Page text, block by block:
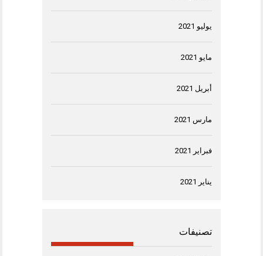
يوليو 2021
مايو 2021
أبريل 2021
مارس 2021
فبراير 2021
يناير 2021
تصنيفات